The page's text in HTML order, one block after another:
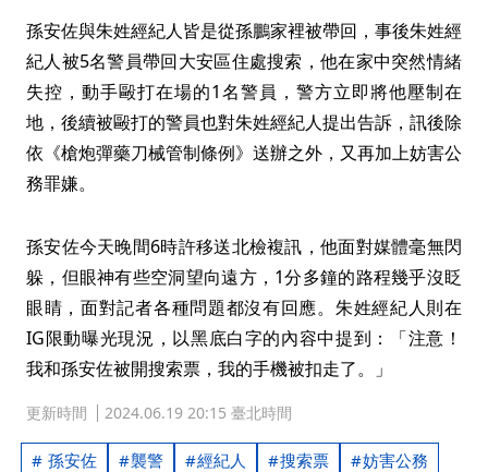
孫安佐與朱姓經紀人皆是從孫鵬家裡被帶回，事後朱姓經
紀人被5名警員帶回大安區住處搜索，他在家中突然情緒
失控，動手毆打在場的1名警員，警方立即將他壓制在
地，後續被毆打的警員也對朱姓經紀人提出告訴，訊後除
依《槍炮彈藥刀械管制條例》送辦之外，又再加上妨害公
務罪嫌。
孫安佐今天晚間6時許移送北檢複訊，他面對媒體毫無閃
躲，但眼神有些空洞望向遠方，1分多鐘的路程幾乎沒眨
眼睛，面對記者各種問題都沒有回應。朱姓經紀人則在
IG限動曝光現況，以黑底白字的內容中提到：「注意！
我和孫安佐被開搜索票，我的手機被扣走了。」
更新時間 2024.06.19 20:15 臺北時間
孫安佐 襲警 經紀人 搜索票 妨害公務